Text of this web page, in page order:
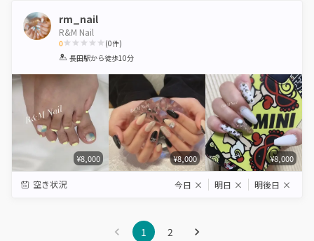
rm_nail
R&M Nail
0
1 2 3 4 5
(0件)
長田駅から徒歩10分
¥8,000 ¥8,000 ¥8,000
空き状況 今日 × 明日 × 明後日 ×
1 2